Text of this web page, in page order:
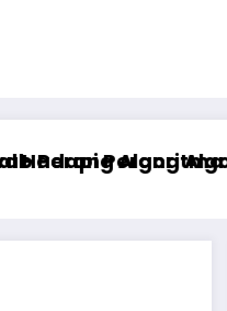
AI Etika,Algoritma